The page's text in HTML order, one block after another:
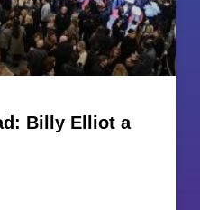
Billy Elliot a